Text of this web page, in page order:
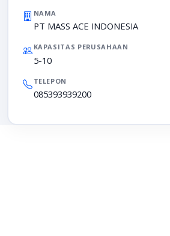
NAMA
PT MASS ACE INDONESIA
KAPASITAS PERUSAHAAN
5-10
TELEPON
085393939200